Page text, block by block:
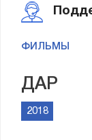
ФИЛЬМЫ
ДАР
2018